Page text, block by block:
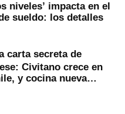
niveles’ impacta en el
sueldo: los detalles
carta secreta de
Civitano crece en
y cocina nueva